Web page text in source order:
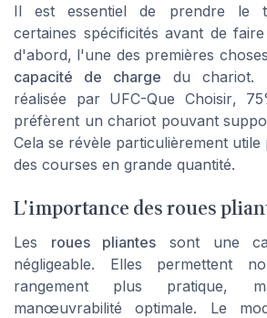
Il est essentiel de prendre le
certaines spécificités avant de
d'abord, l'une des premières
capacité de charge du chariot.
réalisée par UFC-Que Choisir,
préfèrent un chariot pouvant
Cela se révèle particulièrement
des courses en grande quantité.
L'importance des roues
Les roues pliantes sont une
négligeable. Elles permettent
rangement plus pratique,
manœuvrabilité optimale. Le